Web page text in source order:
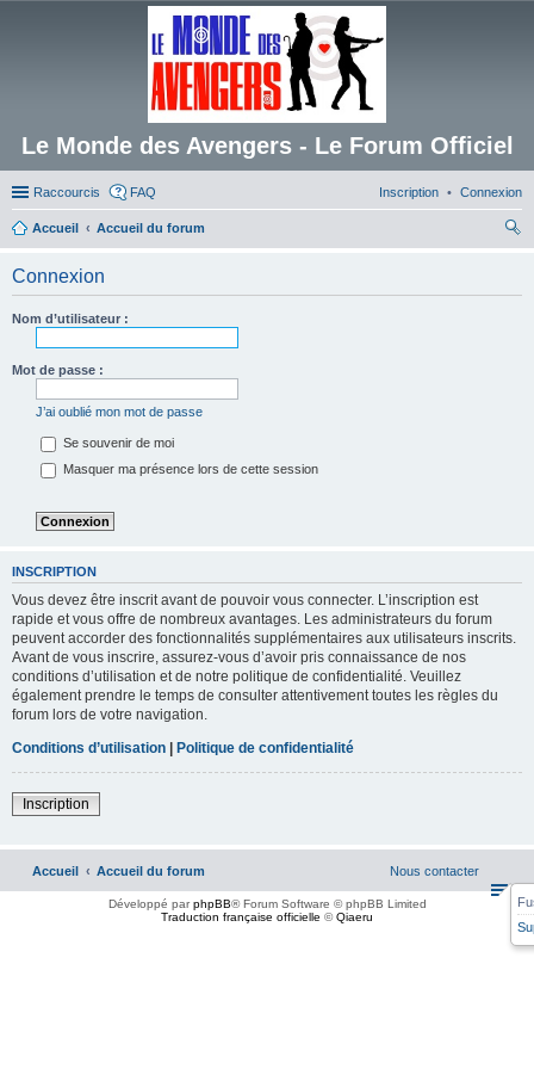
Le Monde des Avengers - Le Forum Officiel
Raccourcis FAQ Connexion
Inscription
Accueil
Accueil du forum
Connexion
Nom d’utilisateur :
Mot de passe :
J’ai oublié mon mot de passe
Se souvenir de moi
Masquer ma présence lors de cette session
INSCRIPTION
Vous devez être inscrit avant de pouvoir vous connecter. L’inscription est
rapide et vous offre de nombreux avantages. Les administrateurs du forum
peuvent accorder des fonctionnalités supplémentaires aux utilisateurs inscrits.
Avant de vous inscrire, assurez-vous d’avoir pris connaissance de nos
conditions d’utilisation et de notre politique de confidentialité. Veuillez
également prendre le temps de consulter attentivement toutes les règles du
forum lors de votre navigation.
Conditions d’utilisation | Politique de confidentialité
Inscription
Accueil Accueil du forum Nous contacter
Développé parphpBB® Forum Software © phpBB Limited
Traduction française officielle ©Qiaeru